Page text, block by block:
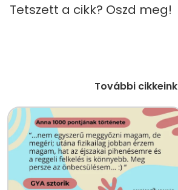
Tetszett a cikk? Oszd meg!
További cikkeink